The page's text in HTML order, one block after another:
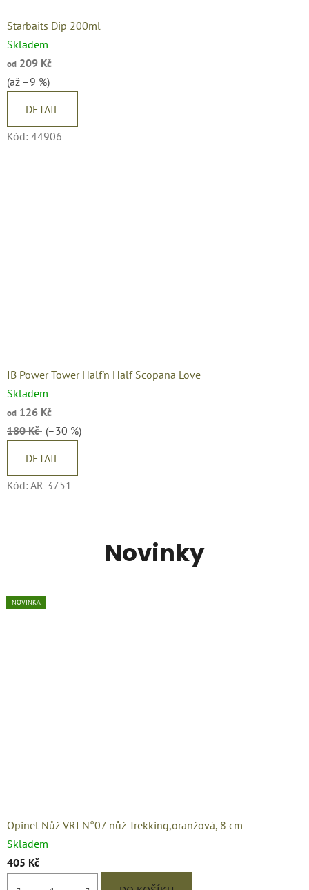
Starbaits Dip 200ml
Skladem
od 209 Kč
(až –9 %)
DETAIL
Kód: 44906
IB Power Tower Half'n Half Scopana Love
Skladem
od 126 Kč
180 Kč (–30 %)
DETAIL
Kód: AR-3751
Novinky
NOVINKA
Opinel Nůž VRI N°07 nůž Trekking,oranžová, 8 cm
Skladem
405 Kč
NOVINKA
NOVINKA
NOVINKA
NOVINKA
NOVINKA
NOVINKA
NOVINKA
NOVINKA
NOVINKA
NOVINKA
NOVINKA
NOVINKA
NOVINKA
NOVINKA
NOVINKA
NOVINKA
NOVINKA